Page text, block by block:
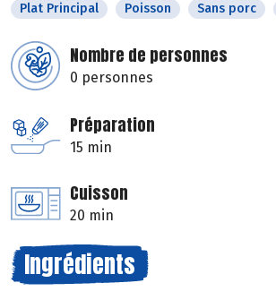
Plat Principal Poisson Sans porc
Nombre de personnes
0 personnes
Préparation
15 min
Cuisson
20 min
Ingrédients